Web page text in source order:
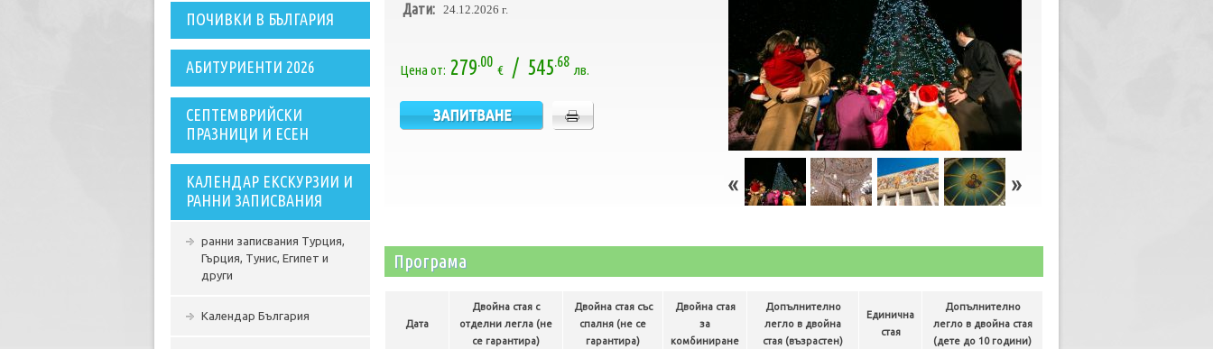
ПОЧИВКИ В БЪЛГАРИЯ
АБИТУРИЕНТИ 2026
СЕПТЕМВРИЙСКИ
ПРАЗНИЦИ И ЕСЕН
КАЛЕНДАР ЕКСКУРЗИИ И
РАННИ ЗАПИСВАНИЯ
ранни записвания Турция,
Гърция, Тунис, Египет и
други
Календар България
Дати: 24.12.2026 г.
Цена от: 279.00
€ / 545.68
лв.
Програма
Дата
Двойна стая с
отделни легла (не
се гарантира)
Двойна стая със
спалня (не се
гарантира)
Двойна стая
за
комбиниране
Допълнително
легло в двойна
стая (възрастен)
Единична
стая
Допълнително
легло в двойна стая
(дете до 10 години)